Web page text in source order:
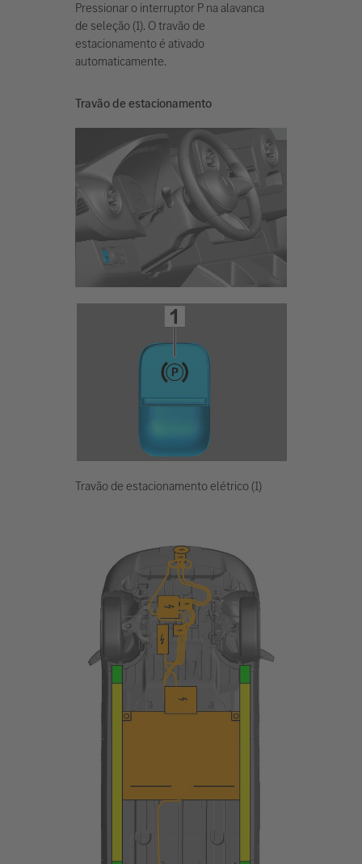
Pressionar o interruptor P na alavanca
de seleção (1). O travão de
estacionamento é ativado
automaticamente.
Travão de estacionamento
Travão de estacionamento elétrico (1)